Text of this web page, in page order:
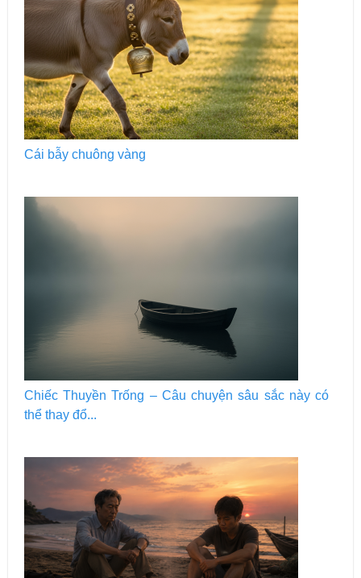
Cái bẫy chuông vàng
Chiếc Thuyền Trống – Câu chuyện sâu sắc này có
thể thay đổ...